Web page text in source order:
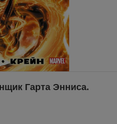
Гарта Энниса.